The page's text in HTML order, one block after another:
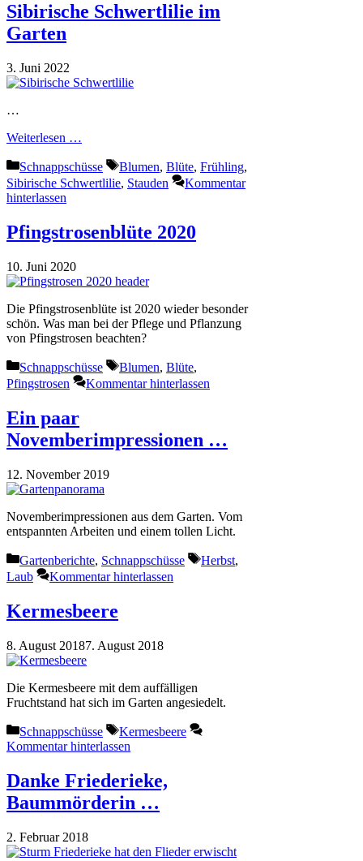
Sibirische Schwertlilie im
Garten
3. Juni 2022
…
Weiterlesen …
Kategorien
Schnappschüsse Schlagwörter
Blumen, Blüte, Frühling,
Sibirische Schwertlilie, Stauden
Kommentar
hinterlassen
Pfingstrosenblüte 2020
10. Juni 2020
Die Pfingstrosenblüte ist 2020 wieder besonder
schön. Was man bei der Pflege und Pflanzung
von Pfingstrosen beachten?
Kategorien
Schnappschüsse Schlagwörter
Blumen, Blüte,
Pfingstrosen
Kommentar hinterlassen
Ein paar
Novemberimpressionen …
12. November 2019
Novemberimpressionen aus dem Garten. Vom
entspannten Arbeiten und einem tollen Licht.
Kategorien
Gartenberichte, Schnappschüsse Schlagwörter
Herbst,
Laub
Kommentar hinterlassen
Kermesbeere
8. August 20187. August 2018
Die Kermesbeere mit dem auffälligen
Fruchtstand hat sich im Garten angesiedelt.
Kategorien
Schnappschüsse Schlagwörter
Kermesbeere
Kommentar hinterlassen
Danke Friederieke,
Baummörderin …
2. Februar 2018